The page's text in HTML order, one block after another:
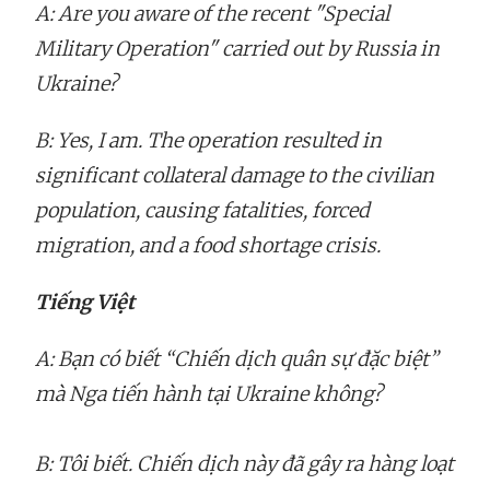
A: Are you aware of the recent "Special
Military Operation" carried out by Russia in
Ukraine?
B: Yes, I am. The operation resulted in
significant collateral damage to the civilian
population, causing fatalities, forced
migration, and a food shortage crisis.
Tiếng Việt
A: Bạn có biết “Chiến dịch quân sự đặc biệt”
mà Nga tiến hành tại Ukraine không?
B: Tôi biết. Chiến dịch này đã gây ra hàng loạt